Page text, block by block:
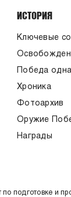
ИСТОРИЯ
Ключевые
Победа
Хроника
Фотоархив
Оружие
Награды
подготовке и